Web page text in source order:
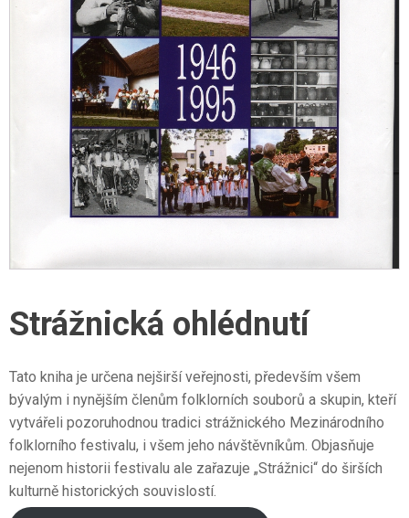
Strážnická ohlédnutí
Tato kniha je určena nejširší veřejnosti, především všem
bývalým i nynějším členům folklorních souborů a skupin, kteří
vytvářeli pozoruhodnou tradici strážnického Mezinárodního
folklorního festivalu, i všem jeho návštěvníkům. Objasňuje
nejenom historii festivalu ale zařazuje „Strážnici“ do širších
kulturně historických souvislostí.